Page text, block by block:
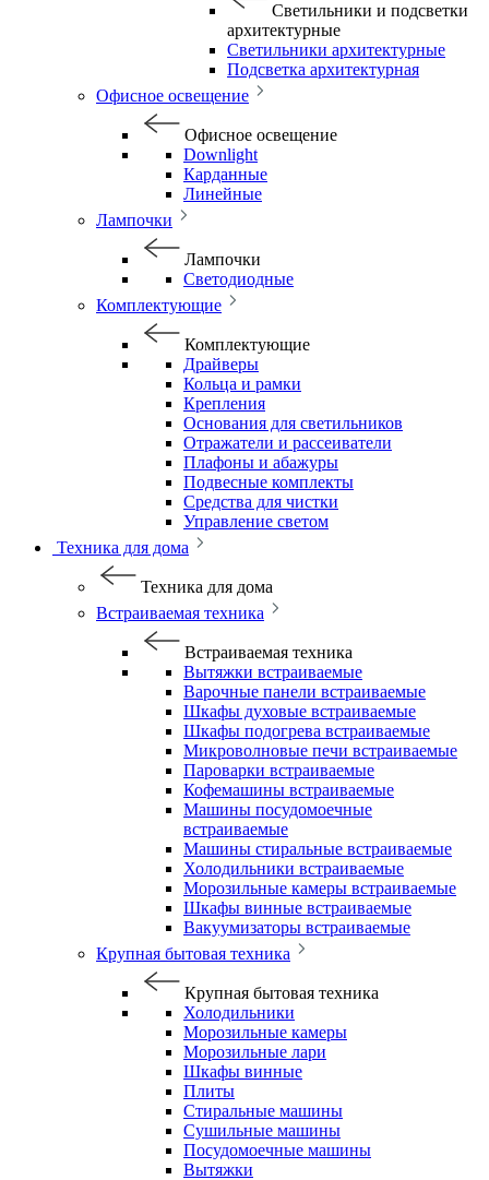
Светильники и подсветки
архитектурные
Светильники архитектурные
Подсветка архитектурная
Офисное освещение
Офисное освещение
Downlight
Карданные
Линейные
Лампочки
Лампочки
Светодиодные
Комплектующие
Комплектующие
Драйверы
Кольца и рамки
Крепления
Основания для светильников
Отражатели и рассеиватели
Плафоны и абажуры
Подвесные комплекты
Средства для чистки
Управление светом
Техника для дома
Техника для дома
Встраиваемая техника
Встраиваемая техника
Вытяжки встраиваемые
Варочные панели встраиваемые
Шкафы духовые встраиваемые
Шкафы подогрева встраиваемые
Микроволновые печи встраиваемые
Пароварки встраиваемые
Кофемашины встраиваемые
Машины посудомоечные
встраиваемые
Машины стиральные встраиваемые
Холодильники встраиваемые
Морозильные камеры встраиваемые
Шкафы винные встраиваемые
Вакуумизаторы встраиваемые
Крупная бытовая техника
Крупная бытовая техника
Холодильники
Морозильные камеры
Морозильные лари
Шкафы винные
Плиты
Стиральные машины
Сушильные машины
Посудомоечные машины
Вытяжки